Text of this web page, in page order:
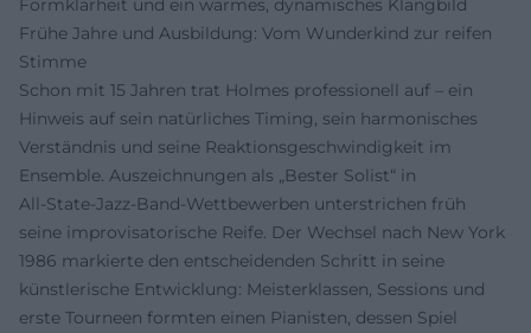
Formklarheit und ein warmes, dynamisches Klangbild
Frühe Jahre und Ausbildung: Vom Wunderkind zur reifen
Stimme
Schon mit 15 Jahren trat Holmes professionell auf – ein
Hinweis auf sein natürliches Timing, sein harmonisches
Verständnis und seine Reaktionsgeschwindigkeit im
Ensemble. Auszeichnungen als „Bester Solist“ in
All‑State‑Jazz‑Band‑Wettbewerben unterstrichen früh
seine improvisatorische Reife. Der Wechsel nach New York
1986 markierte den entscheidenden Schritt in seine
künstlerische Entwicklung: Meisterklassen, Sessions und
erste Tourneen formten einen Pianisten, dessen Spiel